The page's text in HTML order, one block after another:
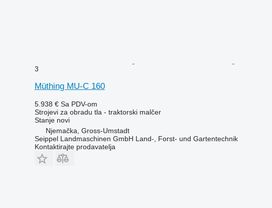
3
Müthing MU-C 160
5.938 € Sa PDV-om
Strojevi za obradu tla - traktorski malčer
Stanjenovi
Njemačka, Gross-Umstadt
Seippel Landmaschinen GmbH Land-, Forst- und Gartentechnik
Kontaktirajte prodavatelja